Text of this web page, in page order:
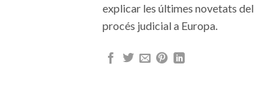
explicar les últimes novetats del
procés judicial a Europa.